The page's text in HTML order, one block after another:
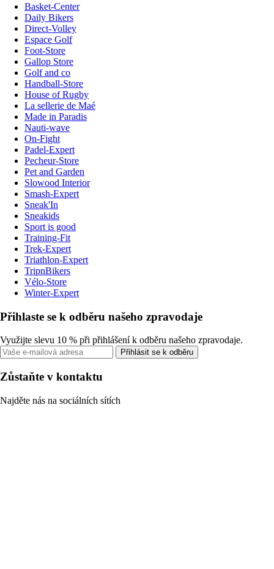
Basket-Center
Daily Bikers
Direct-Volley
Espace Golf
Foot-Store
Gallop Store
Golf and co
Handball-Store
House of Rugby
La sellerie de Maé
Made in Paradis
Nauti-wave
On-Fight
Padel-Expert
Pecheur-Store
Pet and Garden
Slowood Interior
Smash-Expert
Sneak'In
Sneakids
Sport is good
Training-Fit
Trek-Expert
Triathlon-Expert
TripnBikers
Vélo-Store
Winter-Expert
Přihlaste se k odběru našeho zpravodaje
Využijte slevu 10 % při přihlášení k odběru našeho zpravodaje.
Přihlásit se k odběru
Zůstaňte v kontaktu
Najděte nás na sociálních sítích